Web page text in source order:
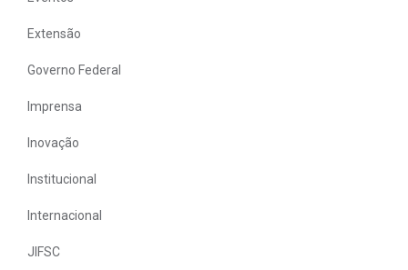
Extensão
Governo Federal
Imprensa
Inovação
Institucional
Internacional
JIFSC